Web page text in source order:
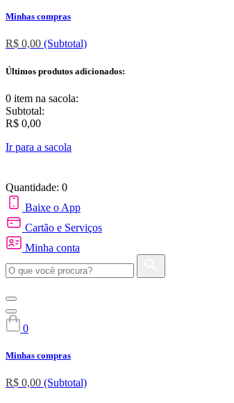
Minhas compras
R$ 0,00 (Subtotal)
Últimos produtos adicionados:
0 item na sacola:
Subtotal:
R$ 0,00
Ir para a sacola
Quantidade: 0
Baixe o App
Cartão e Serviços
Minha conta
0
Minhas compras
R$ 0,00 (Subtotal)